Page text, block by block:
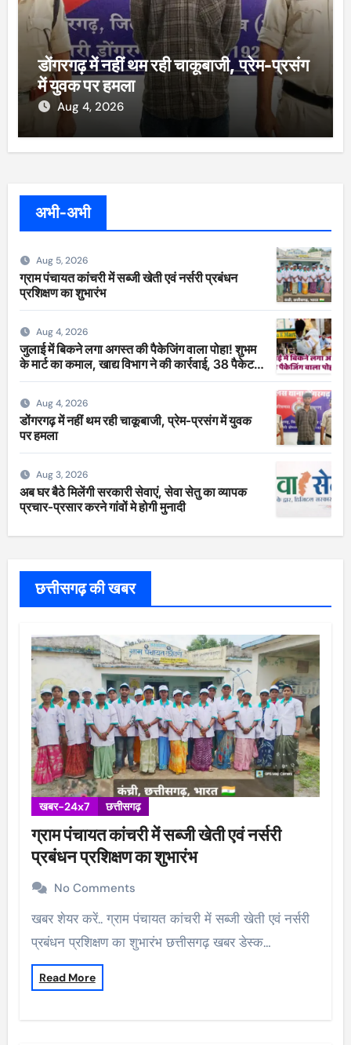
डोंगरगढ़ में नहीं थम रही चाकूबाजी, प्रेम-प्रसंग
में युवक पर हमला
Aug 4, 2026
अभी-अभी
Aug 5, 2026
ग्राम पंचायत कांचरी में सब्जी खेती एवं नर्सरी प्रबंधन
प्रशिक्षण का शुभारंभ
Aug 4, 2026
जुलाई में बिकने लगा अगस्त की पैकेजिंग वाला पोहा! शुभम
के मार्ट का कमाल, खाद्य विभाग ने की कार्रवाई, 38 पैकेट
सीज
Aug 4, 2026
डोंगरगढ़ में नहीं थम रही चाकूबाजी, प्रेम-प्रसंग में युवक
पर हमला
Aug 3, 2026
अब घर बैठे मिलेंगी सरकारी सेवाएं, सेवा सेतु का व्यापक
प्रचार-प्रसार करने गांवों मे होगी मुनादी
छत्तीसगढ़ की खबर
खबर-24x7 छत्तीसगढ़
ग्राम पंचायत कांचरी में सब्जी खेती एवं नर्सरी
प्रबंधन प्रशिक्षण का शुभारंभ
No Comments
खबर शेयर करें.. ग्राम पंचायत कांचरी में सब्जी खेती एवं नर्सरी
प्रबंधन प्रशिक्षण का शुभारंभ छत्तीसगढ़ खबर डेस्क…
Read More